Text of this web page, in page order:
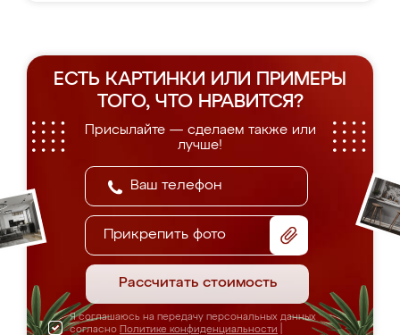
ЕСТЬ КАРТИНКИ ИЛИ ПРИМЕРЫ
ТОГО, ЧТО НРАВИТСЯ?
Присылайте — сделаем также или
лучше!
Прикрепить фото
Рассчитать стоимость
Я соглашаюсь на передачу персональных данных
согласно Политике конфиденциальности